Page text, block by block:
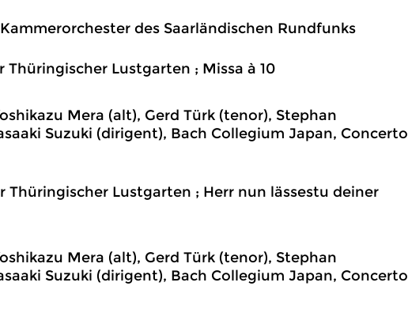
des Saarländischen Rundfunks
Thüringischer Lustgarten ; Missa à 10
Mera (alt), Gerd Türk (tenor), Stephan
Suzuki (dirigent), Bach Collegium Japan, Concerto
Thüringischer Lustgarten ; Herr nun lässestu deiner
Mera (alt), Gerd Türk (tenor), Stephan
Suzuki (dirigent), Bach Collegium Japan, Concerto